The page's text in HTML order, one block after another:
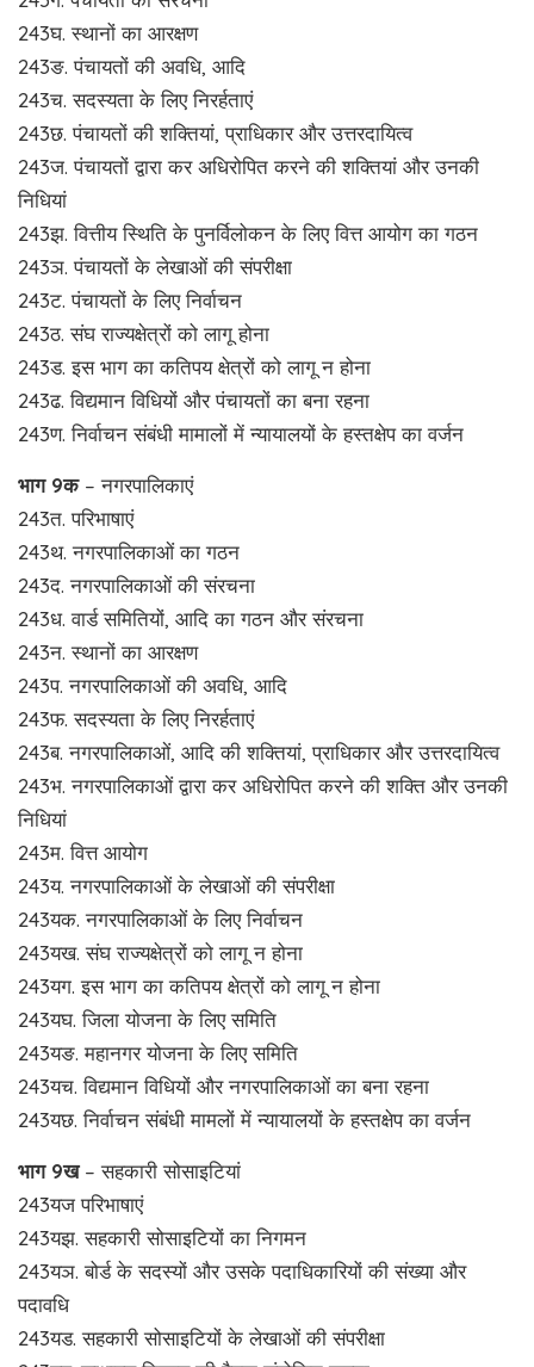
243घ. स्थानों का आरक्षण
243ङ. पंचायतों की अवधि, आदि
243च. सदस्यता के लिए निरर्हताएं
243छ. पंचायतों की शक्तियां, प्राधिकार और उत्तरदायित्व
243ज. पंचायतों द्वारा कर अधिरोपित करने की शक्तियां और उनकी
निधियां
243झ. वित्तीय स्थिति के पुनर्विलोकन के लिए वित्त आयोग का गठन
243ञ. पंचायतों के लेखाओं की संपरीक्षा
243ट. पंचायतों के लिए निर्वाचन
243ठ. संघ राज्यक्षेत्रों को लागू होना
243ड. इस भाग का कतिपय क्षेत्रों को लागू न होना
243ढ. विद्यमान विधियों और पंचायतों का बना रहना
243ण. निर्वाचन संबंधी मामालों में न्यायालयों के हस्तक्षेप का वर्जन
भाग 9क– नगरपालिकाएं
243त. परिभाषाएं
243थ. नगरपालिकाओं का गठन
243द. नगरपालिकाओं की संरचना
243ध. वार्ड समितियों, आदि का गठन और संरचना
243न. स्थानों का आरक्षण
243प. नगरपालिकाओं की अवधि, आदि
243फ. सदस्यता के लिए निरर्हताएं
243ब. नगरपालिकाओं, आदि की शक्तियां, प्राधिकार और उत्तरदायित्व
243भ. नगरपालिकाओं द्वारा कर अधिरोपित करने की शक्ति और उनकी
निधियां
243म. वित्त आयोग
243य. नगरपालिकाओं के लेखाओं की संपरीक्षा
243यक. नगरपालिकाओं के लिए निर्वाचन
243यख. संघ राज्यक्षेत्रों को लागू न होना
243यग. इस भाग का कतिपय क्षेत्रों को लागू न होना
243यघ. जिला योजना के लिए समिति
243यङ. महानगर योजना के लिए समिति
243यच. विद्यमान विधियों और नगरपालिकाओं का बना रहना
243यछ. निर्वाचन संबंधी मामलों में न्यायालयों के हस्तक्षेप का वर्जन
भाग 9ख– सहकारी सोसाइटियां
243यज परिभाषाएं
243यझ. सहकारी सोसाइटियों का निगमन
243यञ. बोर्ड के सदस्यों और उसके पदाधिकारियों की संख्या और
पदावधि
243यड. सहकारी सोसाइटियों के लेखाओं की संपरीक्षा